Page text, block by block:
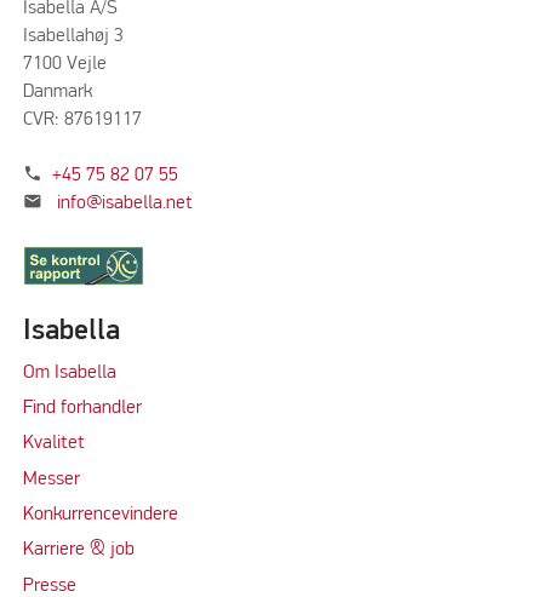
Isabella A/S
Isabellahøj 3
7100 Vejle
Danmark
CVR: 87619117
phone +45 75 82 07 55
mail info@isabella.net
Isabella
Om Isabella
Find forhandler
Kvalitet
Messer
Konkurrencevindere
Karriere & job
Presse